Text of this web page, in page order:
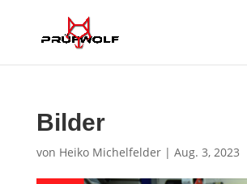
Bilder
von Heiko Michelfelder| Aug. 3, 2023